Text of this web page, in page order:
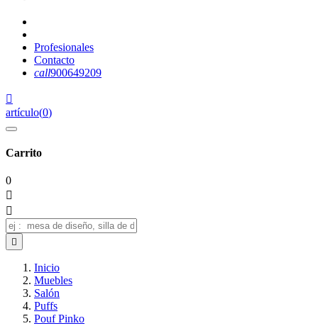
Profesionales
Contacto
call900649209

artículo(0)
Carrito
0



Inicio
Muebles
Salón
Puffs
Pouf Pinko